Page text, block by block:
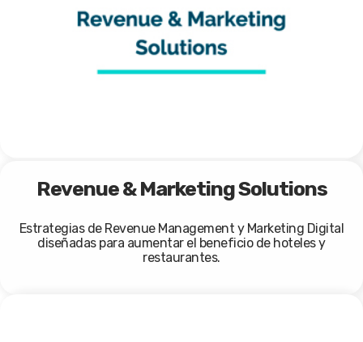
Revenue & Marketing Solutions
Estrategias de Revenue Management y Marketing Digital
diseñadas para aumentar el beneficio de hoteles y
restaurantes.